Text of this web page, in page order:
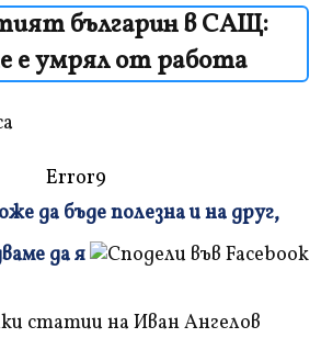
българин в САЩ:
е умрял от работа
Error9
да бъде полезна и на друг,
да я
статии на Иван Ангелов